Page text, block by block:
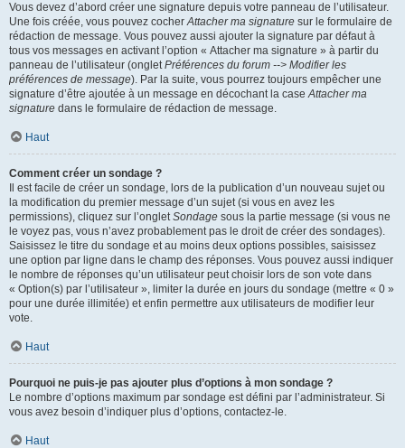
Vous devez d’abord créer une signature depuis votre panneau de l’utilisateur.
Une fois créée, vous pouvez cocherAttacher ma signature sur le formulaire de
rédaction de message. Vous pouvez aussi ajouter la signature par défaut à
tous vos messages en activant l’option « Attacher ma signature » à partir du
panneau de l’utilisateur (ongletPréférences du forum --> Modifier les
préférences de message). Par la suite, vous pourrez toujours empêcher une
signature d’être ajoutée à un message en décochant la caseAttacher ma
signature dans le formulaire de rédaction de message.
Haut
Comment créer un sondage ?
Il est facile de créer un sondage, lors de la publication d’un nouveau sujet ou
la modification du premier message d’un sujet (si vous en avez les
permissions), cliquez sur l’ongletSondage sous la partie message (si vous ne
le voyez pas, vous n’avez probablement pas le droit de créer des sondages).
Saisissez le titre du sondage et au moins deux options possibles, saisissez
une option par ligne dans le champ des réponses. Vous pouvez aussi indiquer
le nombre de réponses qu’un utilisateur peut choisir lors de son vote dans
« Option(s) par l’utilisateur », limiter la durée en jours du sondage (mettre « 0 »
pour une durée illimitée) et enfin permettre aux utilisateurs de modifier leur
vote.
Haut
Pourquoi ne puis-je pas ajouter plus d’options à mon sondage ?
Le nombre d’options maximum par sondage est défini par l’administrateur. Si
vous avez besoin d’indiquer plus d’options, contactez-le.
Haut